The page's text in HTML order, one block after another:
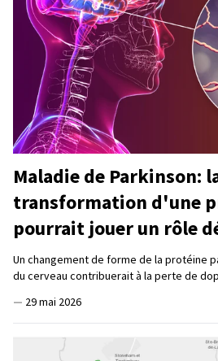
Maladie de Parkinson:
transformation d'une
pourrait jouer un rôle
Un changement de forme de la protéine
du cerveau contribuerait à la perte de
— 29 mai 2026